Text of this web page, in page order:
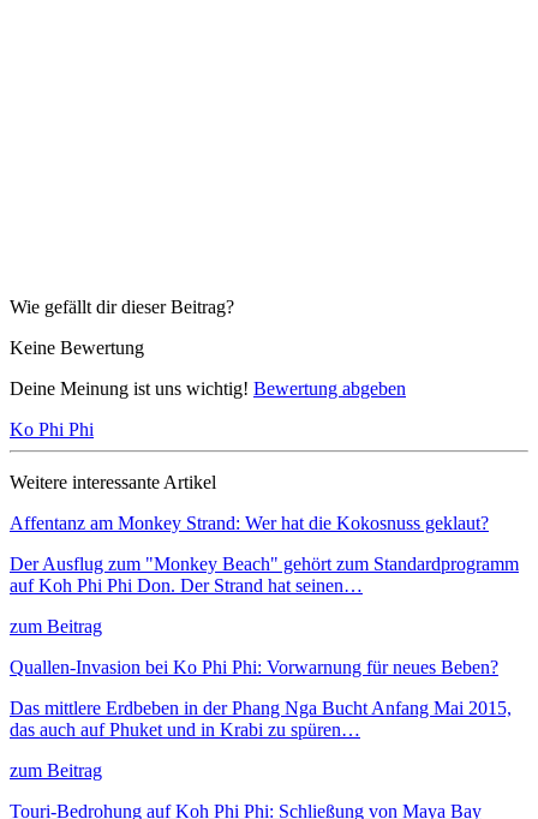
Wie gefällt dir dieser Beitrag?
Keine Bewertung
Deine Meinung ist uns wichtig! Bewertung abgeben
Ko Phi Phi
Weitere interessante Artikel
Affentanz am Monkey Strand: Wer hat die Kokosnuss geklaut?
Der Ausflug zum "Monkey Beach" gehört zum Standardprogramm
auf Koh Phi Phi Don. Der Strand hat seinen…
zum Beitrag
Quallen-Invasion bei Ko Phi Phi: Vorwarnung für neues Beben?
Das mittlere Erdbeben in der Phang Nga Bucht Anfang Mai 2015,
das auch auf Phuket und in Krabi zu spüren…
zum Beitrag
Touri-Bedrohung auf Koh Phi Phi: Schließung von Maya Bay